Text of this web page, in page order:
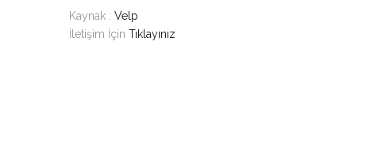
Kaynak : Velp
İletişim İçin Tıklayınız